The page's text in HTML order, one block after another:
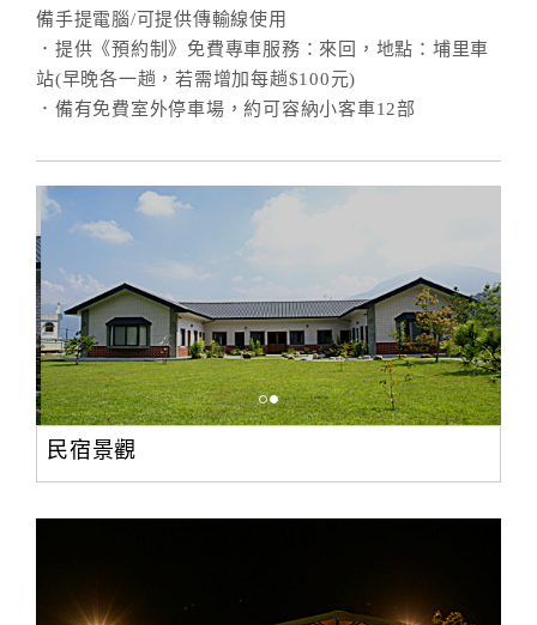
備手提電腦/可提供傳輸線使用
．提供《預約制》免費專車服務：來回，地點：埔里車
站(早晚各一趟，若需增加每趟$100元)
．備有免費室外停車場，約可容納小客車12部
民宿景觀